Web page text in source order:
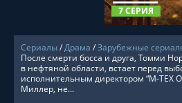
7 СЕРИЯ
Сериалы/Драма /Зарубежные
После смерти босса и друга, Томми
в нефтяной области, встает перед
исполнительным директором “M-TEX
Миллер, не...